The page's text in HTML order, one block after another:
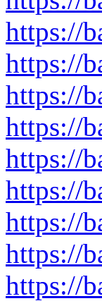
https://
https://
https://
https://
https://
https://
https://
https://
https://